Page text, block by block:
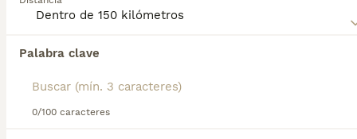
Palabra clave
0/100 caracteres
Encontramos 0 Pastor Islandés Perros en
Si deseas exactamente esta búsqueda guarda tu
búsqueda y espera el resultado perfecto: